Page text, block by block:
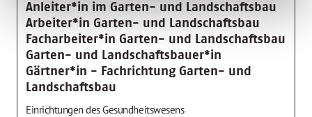
Anleiter*in im Garten- und Landschaftsbau
Arbeiter*in Garten- und Landschaftsbau
Facharbeiter*in Garten- und Landschaftsbau
Garten- und Landschaftsbauer*in
Gärtner*in - Fachrichtung Garten- und
Landschaftsbau
Einrichtungen des Gesundheitswesens